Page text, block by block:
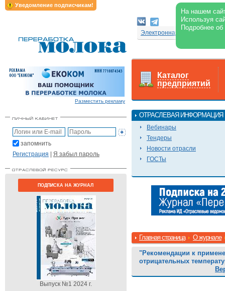
Уведомление подписчикам!
На нашем
Используя
Подробнее
Электронная версия
Разместить рекламу
запомнить
Регистрация | Я забыл пароль
ПОДПИСКА НА ЖУРНАЛ
Выпуск №1 2024 г.
Каталог
предприятий
ОТРАСЛЕВАЯ ИНФОРМАЦИЯ
Вебинары
Тендеры
Новости отрасли
ГОСТы
Главная страница О журнале
"Рекомендации к
отрицательных